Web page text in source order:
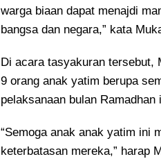
warga biaan dapat menajdi
bangsa dan negara,” kata
Di acara tasyakuran tersebut,
9 orang anak yatim berupa
pelaksanaan bulan Ramadhan
“Semoga anak anak yatim ini
keterbatasan mereka,” harap